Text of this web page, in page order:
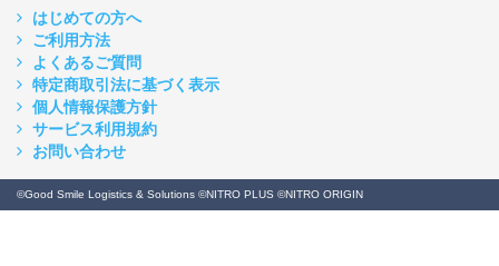
はじめての方へ
ご利用方法
よくあるご質問
特定商取引法に基づく表示
個人情報保護方針
サービス利用規約
お問い合わせ
©Good Smile Logistics & Solutions ©NITRO PLUS ©NITRO ORIGIN